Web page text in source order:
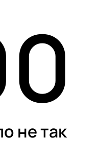
не так